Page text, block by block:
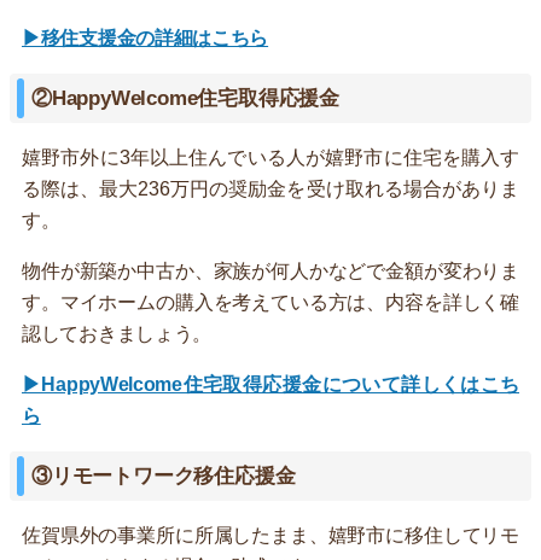
▶移住支援金の詳細はこちら
②HappyWelcome住宅取得応援金
嬉野市外に3年以上住んでいる人が嬉野市に住宅を購入す
る際は、最大236万円の奨励金を受け取れる場合がありま
す。
物件が新築か中古か、家族が何人かなどで金額が変わりま
す。マイホームの購入を考えている方は、内容を詳しく確
認しておきましょう。
▶HappyWelcome住宅取得応援金について詳しくはこち
ら
③リモートワーク移住応援金
佐賀県外の事業所に所属したまま、嬉野市に移住してリモ